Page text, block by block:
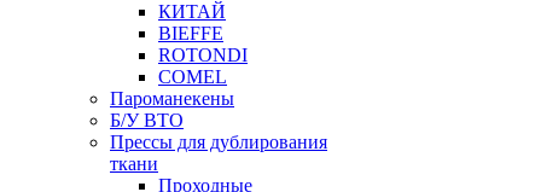
КИТАЙ
BIEFFE
ROTONDI
COMEL
Пароманекены
Б/У ВТО
Прессы для дублирования
ткани
Проходные